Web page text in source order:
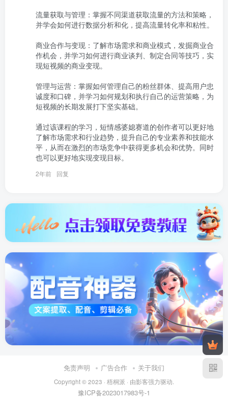
流量获取与管理：掌握不同渠道获取流量的方法和策略，
并学会如何进行数据分析和化，提高流量转化率和粘性。
商业合作与变现：了解市场需求和商业模式，发掘商业合
作机会，并学习如何进行商业谈判、制定合同等技巧，实
现短视频的商业变现。
管理与运营：掌握如何管理自己的粉丝群体、提高用户忠
诚度和口碑，并学习如何规划和执行自己的运营策略，为
短视频的长期发展打下坚实基础。
通过该课程的学习，短情感婆媳赛道的创作者可以更好地
了解市场需求和行业趋势，提升自己的专业素养和技能水
平，从而在激烈的市场竞争中获得更多机会和优势。同时
也可以更好地实现变现目标。
2年前 回复
免责声明 广告合作 关于我们
Copyright © 2023 · 梧桐派 · 由影客强力驱动.
豫ICP备2023017983号-1